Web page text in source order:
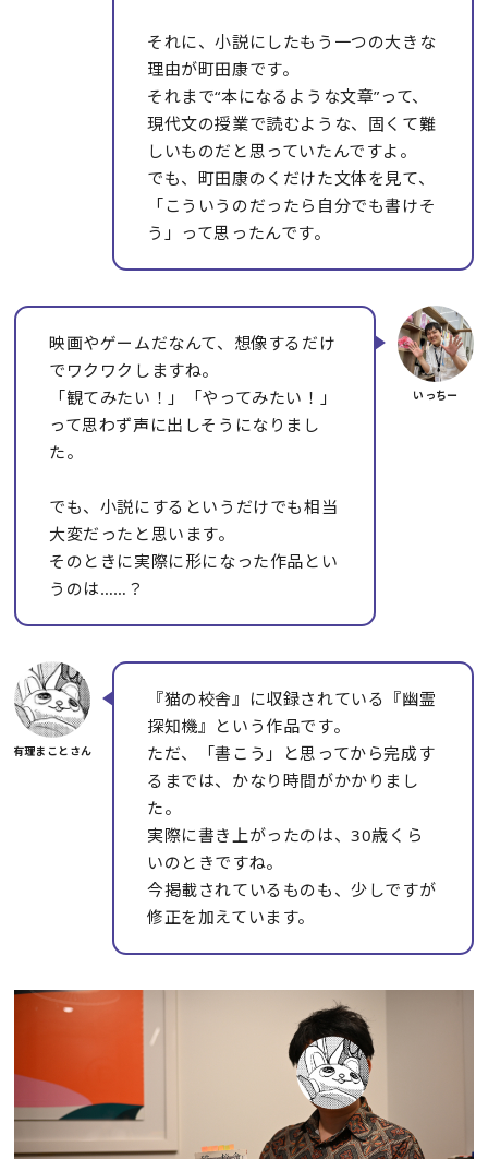
それに、小説にしたもう一つの大きな
理由が町田康です。
それまで“本になるような文章”って、
現代文の授業で読むような、固くて難
しいものだと思っていたんですよ。
でも、町田康のくだけた文体を見て、
「こういうのだったら自分でも書けそ
う」って思ったんです。
映画やゲームだなんて、想像するだけ
でワクワクしますね。
「観てみたい！」「やってみたい！」
って思わず声に出しそうになりまし
た。
でも、小説にするというだけでも相当
大変だったと思います。
そのときに実際に形になった作品とい
うのは……？
『猫の校舎』に収録されている『幽霊
探知機』という作品です。
ただ、「書こう」と思ってから完成す
るまでは、かなり時間がかかりまし
た。
実際に書き上がったのは、30歳くら
いのときですね。
今掲載されているものも、少しですが
修正を加えています。